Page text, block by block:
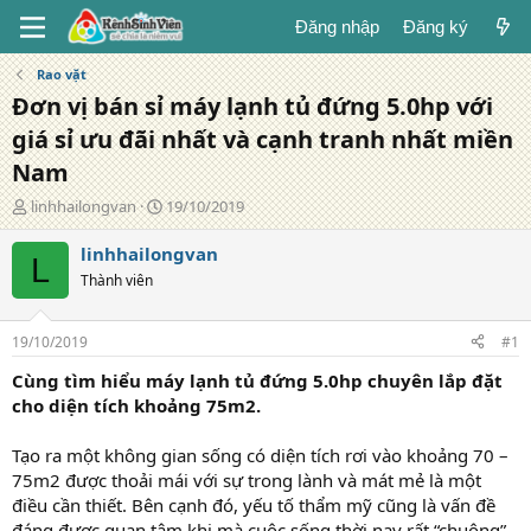
Đăng nhập Đăng ký
Rao vặt
Đơn vị bán sỉ máy lạnh tủ đứng 5.0hp với
giá sỉ ưu đãi nhất và cạnh tranh nhất miền
Nam
T
á
c
ả
linhhailongvan
N
g
à
g
19/10/2019
L linhhailongvan
Thành viên
19/10/2019 #1
Cùng tìm hiểu máy lạnh tủ đứng 5.0hp chuyên lắp đặt
cho diện tích khoảng 75m2.
Tạo ra một không gian sống có diện tích rơi vào khoảng 70 –
75m2 được thoải mái với sự trong lành và mát mẻ là một
điều cần thiết. Bên cạnh đó, yếu tố thẩm mỹ cũng là vấn đề